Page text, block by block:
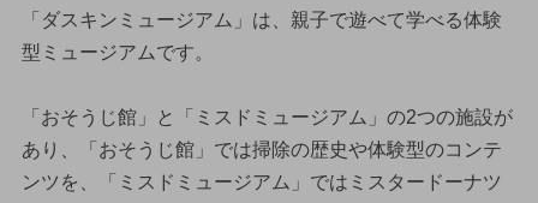
「ダスキンミュージアム」は、親子で遊べて学べる体験
型ミュージアムです。
「おそうじ館」と「ミスドミュージアム」の2つの施設が
あり、「おそうじ館」では掃除の歴史や体験型のコンテ
ンツを、「ミスドミュージアム」ではミスタードーナツ